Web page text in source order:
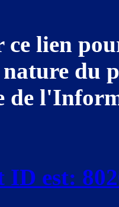
ce lien
du
de
ID est: